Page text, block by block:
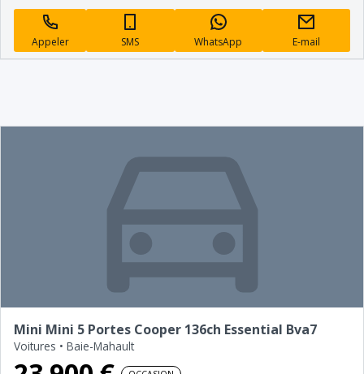
Appeler SMS WhatsApp E-mail
Mini Mini 5 Portes Cooper 136ch Essential Bva7
Voitures • Baie-Mahault